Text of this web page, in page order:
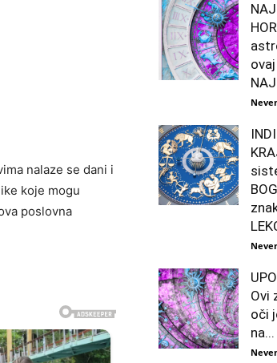
nalaze se dani i
koje mogu
poslovna
Ovi
oči
na...